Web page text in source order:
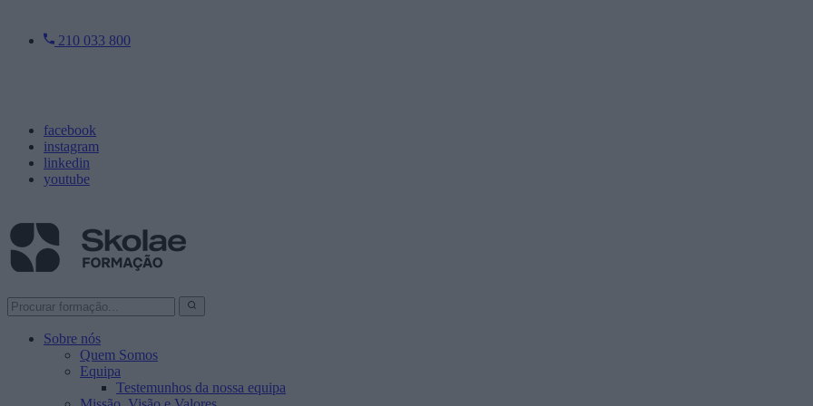
210 033 800
facebook
instagram
linkedin
youtube
Sobre nós
Quem Somos
Equipa
Testemunhos da nossa equipa